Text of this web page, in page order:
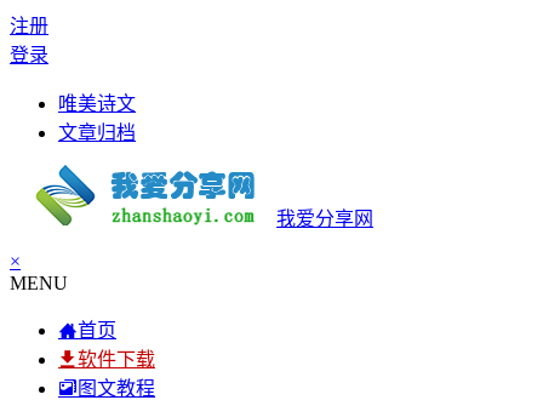
注册
登录
唯美诗文
文章归档
我爱分享网
×
MENU
首页
软件下载
图文教程